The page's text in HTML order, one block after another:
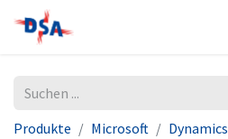
Produkte Microsoft